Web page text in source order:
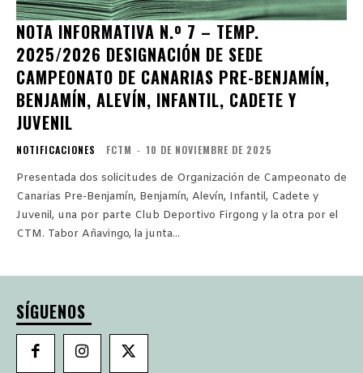
NOTA INFORMATIVA N.º 7 – TEMP.
2025/2026 DESIGNACIÓN DE SEDE
CAMPEONATO DE CANARIAS PRE-BENJAMÍN,
BENJAMÍN, ALEVÍN, INFANTIL, CADETE Y
JUVENIL
NOTIFICACIONES FCTM - 10 DE NOVIEMBRE DE 2025
Presentada dos solicitudes de Organización de Campeonato de
Canarias Pre-Benjamín, Benjamín, Alevín, Infantil, Cadete y
Juvenil, una por parte Club Deportivo Firgong y la otra por el
CTM. Tabor Añavingo, la junta...
SÍGUENOS